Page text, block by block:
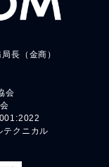
長（金商）
会
テクニカル